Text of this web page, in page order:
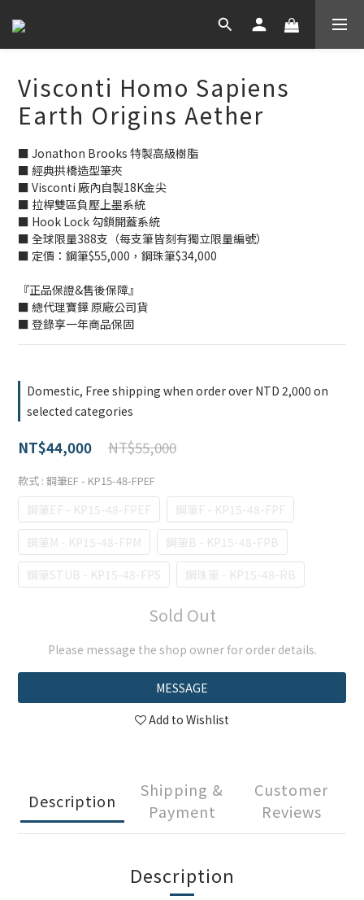
Visconti Homo Sapiens
Earth Origins Aether
■ Jonathon Brooks 特製高級樹脂
■ 經典拱橋造型筆夾
■ Visconti 廠內自製18K金尖
■ 拉桿雙區負壓上墨系統
■ Hook Lock 勾鎖開蓋系統
■ 全球限量388支（每支筆皆刻有獨立限量編號）
■ 定價：鋼筆$55,000，鋼珠筆$34,000
『正品保證&售後保障』
■ 總代理寶鏵 原廠公司貨
■ 登錄享一年商品保固
Domestic, Free shipping when order over NTD 2,000 on
selected categories
NT$55,000
NT$44,000
款式 : 鋼筆EF - KP15-48-FPEF
鋼筆EF - KP15-48-FPEF
鋼筆F - KP15-48-FPF
鋼筆M - KP15-48-FPM
鋼筆B - KP15-48-FPB
鋼筆STUB - KP15-48-FPS
鋼珠筆 - KP15-48-RB
Sold Out
Please message the shop owner for order details.
MESSAGE
Add to Wishlist
Description
Shipping &
Payment
Customer
Reviews
Description